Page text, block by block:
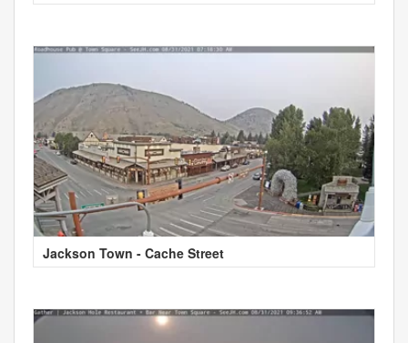
Jackson Town - Cache Street